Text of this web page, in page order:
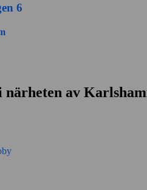
6
närheten av